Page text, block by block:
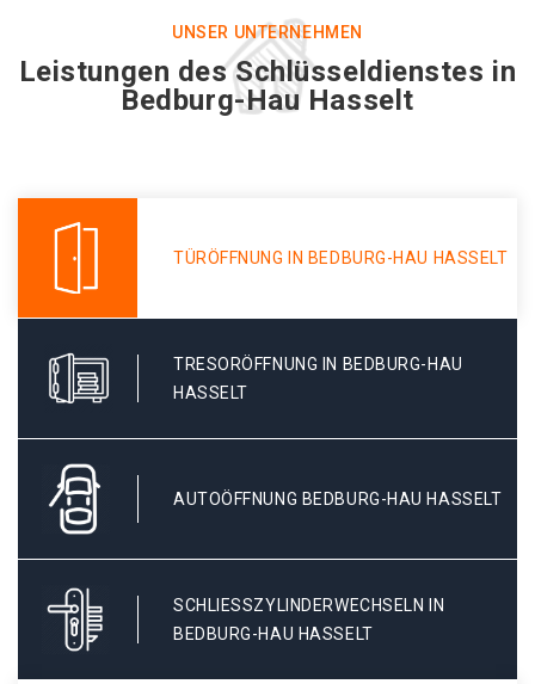
UNSER UNTERNEHMEN
Leistungen des Schlüsseldienstes in
Bedburg-Hau Hasselt
TÜRÖFFNUNG IN BEDBURG-HAU HASSELT
TRESORÖFFNUNG IN BEDBURG-HAU
HASSELT
AUTOÖFFNUNG BEDBURG-HAU HASSELT
SCHLIESSZYLINDERWECHSELN IN B
EDBURG-HAU HASSELT